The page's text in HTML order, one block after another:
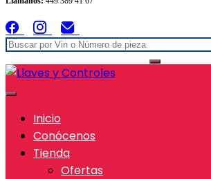
Inicio
Conócenos
Tienda
Ofertas